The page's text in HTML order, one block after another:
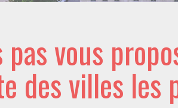
vous
des villes les